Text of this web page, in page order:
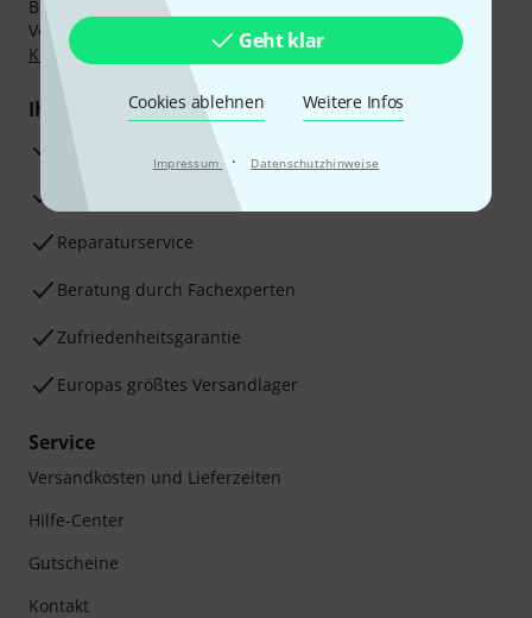
Geht klar
Cookies ablehnen Weitere Infos
Impressum · Datenschutzhinweise
Bezahlen Sie vertraulich und sicher per Nachnahme,
Vorkasse, PayPal, Amazon Pay, Klarna Sofort bezahlen,
Klarna Ratenzahlung
oder Kreditkarte.
Ihre Vorteile
3 Jahre Thomann Garantie
30 Tage Money-Back-Garantie
Reparaturservice
Beratung durch Fachexperten
Zufriedenheitsgarantie
Europas größtes Versandlager
Service
Versandkosten und Lieferzeiten
Hilfe-Center
Gutscheine
Kontakt